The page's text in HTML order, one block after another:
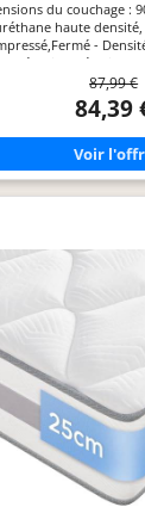
du couchage :
haute
-
mémoire .Aération
du matelas. Il épouse
et répartit de façon
vous faire profiter
quelle que
Matelas 22 cm
en différentes
composition et
facile et
tricoté a un
de «respirer»,
l’humidité. Anti-
pour garantir la
utilisés dans sa
un matelas
réglementations
textile, offrant
Oeko-tex textiles de
Certification ISO
pour une raison
à nous contacter
Attendez
sa forme
87,99 €
84,39